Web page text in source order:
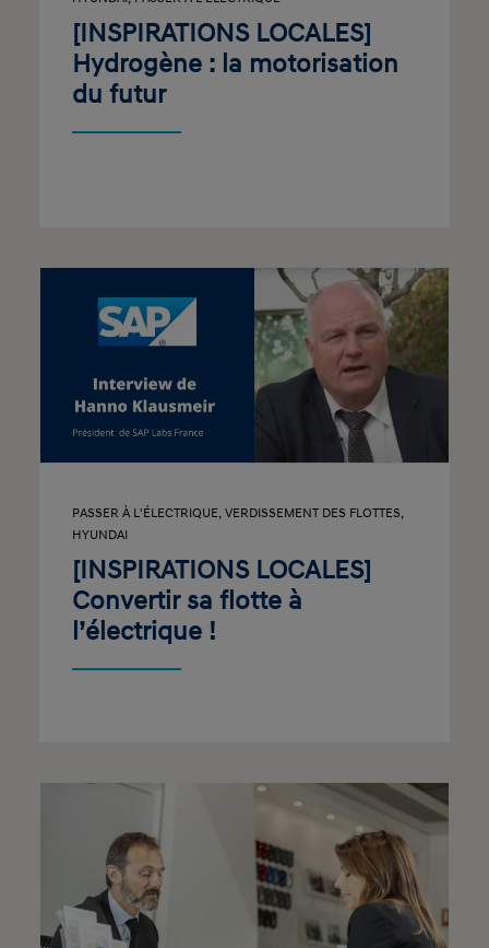
[INSPIRATIONS LOCALES]
Hydrogène : la motorisation
du futur
PASSER À L'ÉLECTRIQUE, VERDISSEMENT DES FLOTTES,
HYUNDAI
[INSPIRATIONS LOCALES]
Convertir sa flotte à
l’électrique !